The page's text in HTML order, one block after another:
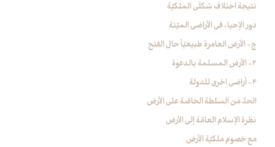
نتيجة اختلاف شكلَي الملكيّة
دور الإحياء في الأراضي الميّتة
ج- الأرض العامرة طبيعيّاً حال الفتح
2- الأرض المسلمة بالدعوة
4- أراضي اخرى للدولة
الحدّ من السلطة الخاصّة على الأرض
نظرة الإسلام العامّة إلى الأرض‏
مع خصوم ملكيّة الأرض